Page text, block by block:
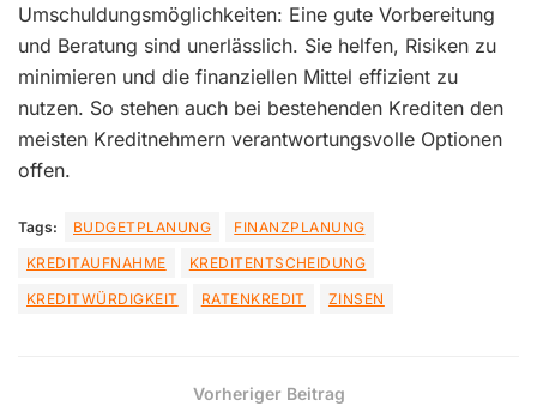
Umschuldungsmöglichkeiten: Eine gute Vorbereitung
und Beratung sind unerlässlich. Sie helfen, Risiken zu
minimieren und die finanziellen Mittel effizient zu
nutzen. So stehen auch bei bestehenden Krediten den
meisten Kreditnehmern verantwortungsvolle Optionen
offen.
Tags: BUDGETPLANUNG
FINANZPLANUNG
KREDITAUFNAHME
KREDITENTSCHEIDUNG
KREDITWÜRDIGKEIT
RATENKREDIT ZINSEN
Vorheriger Beitrag